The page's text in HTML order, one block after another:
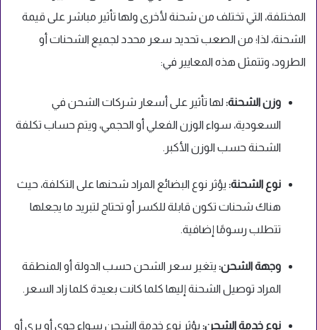
المختلفة، التي تختلف من شحنة لأخرى ولها تأثير مباشر على قيمة
الشحنة، لذا؛ من الصعب تحديد سعر محدد لجميع الشحنات أو
الطرود، وتتمثل هذه المعايير في:
وزن الشحنة: لها تأثير على أسعار شركات الشحن في
السعودية، سواء الوزن الفعلي أو الحجمي، ويتم حساب تكلفة
الشحنة حسب الوزن الأكبر.
نوع الشحنة: يؤثر نوع البضائع المراد شحنها على التكلفة، حيث
هناك شحنات تكون قابلة للكسر أو تحتاج لتبريد ما يجعلها
تتطلب رسومًا إضافية.
وجهة الشحن: يتغير سعر الشحن حسب الدولة أو المنطقة
المراد توصيل الشحنة إليها كلما كانت بعيدة كلما زاد السعر.
نوع خدمة الشحن: يؤثر نوع خدمة الشحن سواء جوي أو بري أو